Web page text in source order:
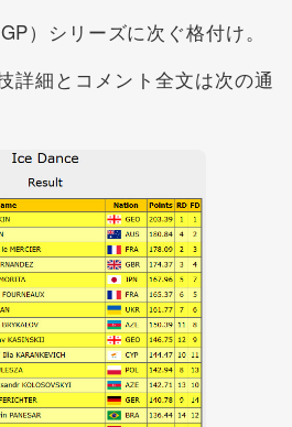
）シリーズに次ぐ格付け。
詳細とコメント全文は次の通